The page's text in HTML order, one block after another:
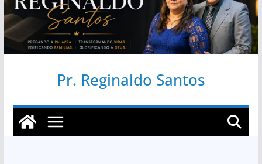
Pr. Reginaldo Santos